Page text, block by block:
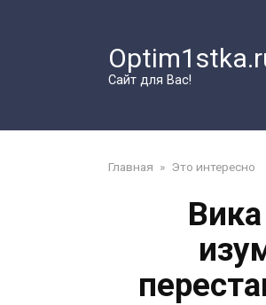
Сайт для Вас!
Главная » Это интересно